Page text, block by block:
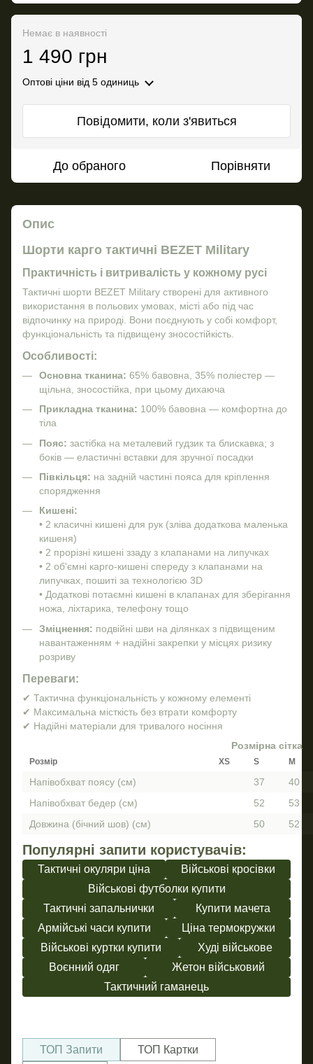
Немає в наявності
1 490 грн
Оптові ціни від 5 одиниць
Повідомити, коли з'явиться
До обраного Порівняти
Опис
Шорти карго тактичні BEZET Military
Практичність і витривалість у кожному русі
Тактичні шорти BEZET Military створені для активного
використання в польових умовах, місті або під час
відпочинку на природі. Вони поєднують у собі комфорт,
функціональність та підвищену зносостійкість.
Особливості:
Основна тканина: 65% бавовна, 35% поліестер —
щільна, зносостійка, при цьому дихаюча
Прикладна тканина: 100% бавовна — комфортна до
тіла
Пояс: застібка на металевий гудзик та блискавка; з
боків — еластичні вставки для зручної посадки
Півкільця: на задній частині пояса для кріплення
спорядження
Кишені:
• 2 класичні кишені для рук (зліва додаткова маленька
кишеня)
• 2 прорізні кишені ззаду з клапанами на липучках
• 2 об'ємні карго-кишені спереду з клапанами на
липучках, пошиті за технологією 3D
• Додаткові потаємні кишені в клапанах для зберігання
ножа, ліхтарика, телефону тощо
Зміцнення: подвійні шви на ділянках з підвищеним
навантаженням + надійні закрепки у місцях ризику
розриву
Переваги:
✔ Тактична функціональність у кожному елементі
✔ Максимальна місткість без втрати комфорту
✔ Надійні матеріали для тривалого носіння
Розмірна сітка
Розмір XS S M
Напівобхват поясу (см) 37
40
Напівобхват бедер (см)
52
53
Довжина (бічний шов) (см)
50 52
Популярні запити користувачів:
Тактичні окуляри ціна
Військові кросівки
Військові футболки купити
Тактичні запальнички
Купити мачета
Армійські часи купити
Ціна термокружки
Військові куртки купити
Худі військове
Воєнний одяг
Жетон військовий
Тактичний гаманець
ТОП Запити
ТОП Картки